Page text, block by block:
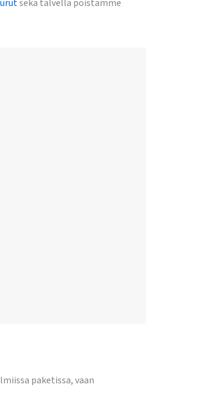
sekä talvella poistamme
paketissa, vaan